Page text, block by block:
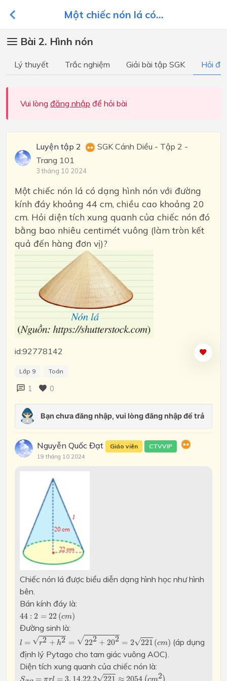
Một chiếc nón lá có...
Bài 2. Hình nón
Lý thuyết Trắc nghiệm Giải bài tập SGK Hỏi
Vui lòng đăng nhập để hỏi bài
Luyện tập 2
SGK Cánh Diều - Tập 2 -
Trang 101
3 tháng 10 2024
Một chiếc nón lá có dạng hình nón với đường
kính đáy khoảng 44 cm, chiều cao khoảng 20
cm. Hỏi diện tích xung quanh của chiếc nón đó
bằng bao nhiêu centimét vuông (làm tròn kết
quả đến hàng đơn vị)?
id:92778142
Lớp 9 Toán
1 0
Nguyễn Quốc Đạt Giáo viên CTVVIP
19 tháng 10 2024
Chiếc nón lá được biểu diễn dạng hình học như hình
bên.
Bán kính đáy là:
44 : 2 = 22 (cm)
44 2= 22(c m
Đường sinh là:
l = √r2 + h2 = √222 + 202 = 2√221 (cm)
l= r2+h2=222+ 202=2221(c
(áp dụng
định lý Pytago cho tam giác vuông AOC).
Diện tích xung quanh của chiếc nón là:
S = πrl = 3, 14.22.2√221 ≈ 2054 cm2
q 14.22.2 221≈2054 2)